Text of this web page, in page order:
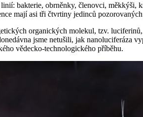
bakterie, obrněnky, členovci, měkkýši,
mají asi tři čtvrtiny jedinců
organických molekul, tzv.
jsme netušili, jak nanoluciferáza
vědecko-technologického příběhu.